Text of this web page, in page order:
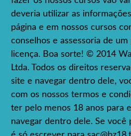
deveria utilizar as
página e em nossos cursos
conselhos e assessoria de
licença. Boa sorte! © 2014
Ltda. Todos os direitos
site e navegar dentro dele,
com os nossos termos e
ter pelo menos 18 anos para
navegar dentro dele. Se você